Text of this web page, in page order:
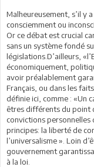
Malheureusement, s’il y
consciemment ou
Or ce débat est crucial
sans un système fondé
législations.D’ailleurs,
économiquement,
avoir préalablement
Français, ou dans les
définie ici, comme : «Un
êtres différents du point
convictions personnelles
principes: la liberté de
l’universalisme ». Loin
gouvernement
à la loi.